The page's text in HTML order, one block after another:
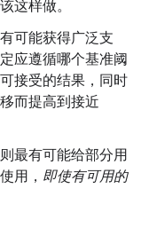
这样做。
有可能获得广泛支
应遵循哪个基准阈
接受的结果，同时
而提高到接近
最有可能给部分用
用， 即使有可用的